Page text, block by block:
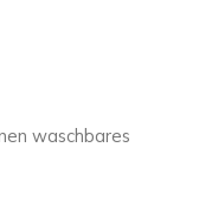
waschbares